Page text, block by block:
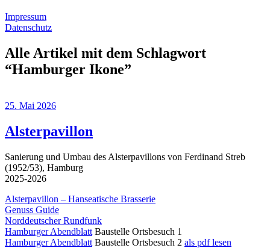
Impressum
Datenschutz
Alle Artikel mit dem Schlagwort
“Hamburger Ikone”
25. Mai 2026
Alsterpavillon
Sanierung und Umbau des Alsterpavillons von Ferdinand Streb
(1952/53), Hamburg
2025-2026
Alsterpavillon – Hanseatische Brasserie
Genuss Guide
Norddeutscher Rundfunk
Hamburger Abendblatt Baustelle Ortsbesuch 1
Hamburger Abendblatt Baustelle Ortsbesuch 2 als pdf lesen